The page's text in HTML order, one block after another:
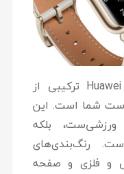
ساعت هوشمند Huawei Watch Fit 2 ترکیبی از
دست شما است. این
بلکه
رنگ‌بندی‌های
و فلزی و صفحه